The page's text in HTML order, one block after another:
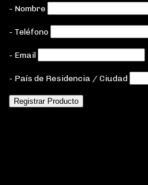
- Nombre
- Teléfono
- Email
- País de Residencia / Ciudad
Registrar Producto